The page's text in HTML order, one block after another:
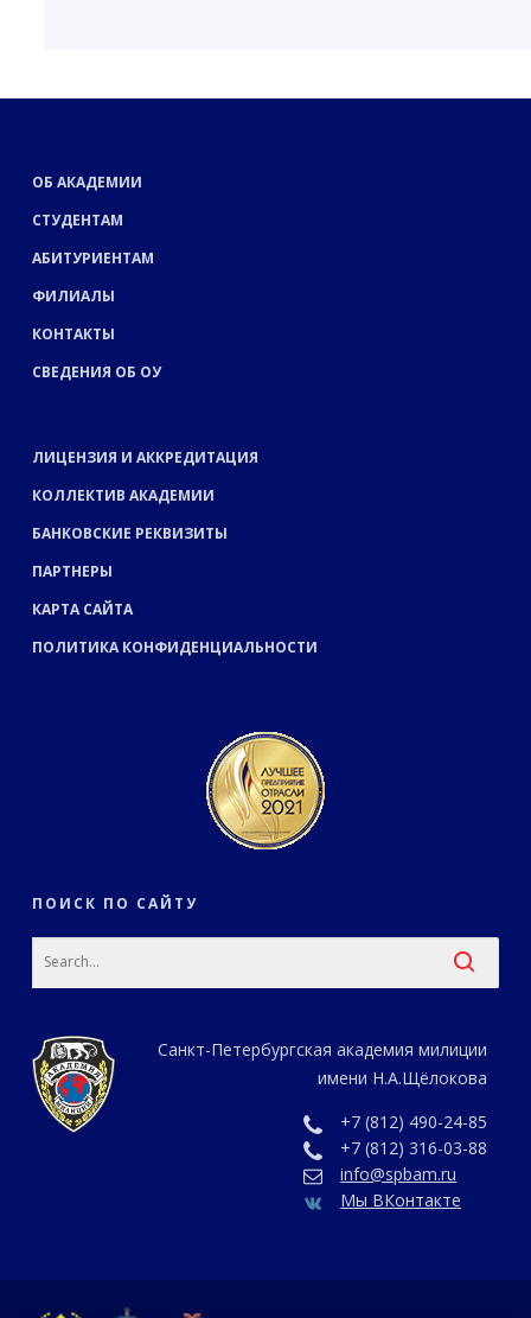
ОБ АКАДЕМИИ
СТУДЕНТАМ
АБИТУРИЕНТАМ
ФИЛИАЛЫ
КОНТАКТЫ
СВЕДЕНИЯ ОБ ОУ
ЛИЦЕНЗИЯ И АККРЕДИТАЦИЯ
КОЛЛЕКТИВ АКАДЕМИИ
БАНКОВСКИЕ РЕКВИЗИТЫ
ПАРТНЕРЫ
КАРТА САЙТА
ПОЛИТИКА КОНФИДЕНЦИАЛЬНОСТИ
ПОИСК ПО САЙТУ
Санкт-Петербургская академия милиции
имени Н.А.Щёлокова
+7 (812) 490-24-85
+7 (812) 316-03-88
info@spbam.ru
Мы ВКонтакте